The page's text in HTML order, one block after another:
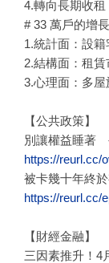
4.轉向長期收
# 33 萬戶的增
1.統計面：設
2.結構面：租賃
3.心理面：多屋
【公共政策】
別讓權益睡著
https://reurl.cc/
被卡幾十年終
https://reurl.cc/
【財經金融】
三因素推升！4